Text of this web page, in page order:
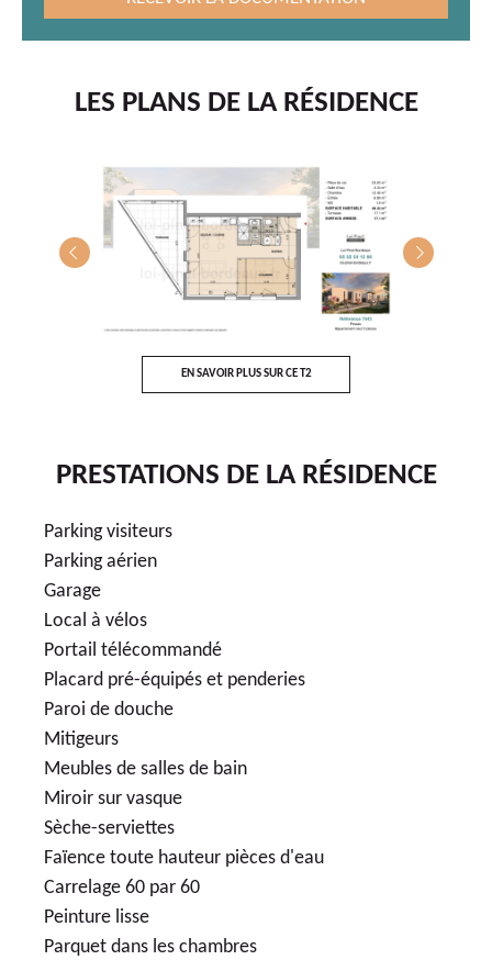
LES PLANS DE LA RÉSIDENCE
EN SAVOIR PLUS SUR CE T2
PRESTATIONS DE LA RÉSIDENCE
Parking visiteurs
Parking aérien
Garage
Local à vélos
Portail télécommandé
Placard pré-équipés et penderies
Paroi de douche
Mitigeurs
Meubles de salles de bain
Miroir sur vasque
Sèche-serviettes
Faïence toute hauteur pièces d'eau
Carrelage 60 par 60
Peinture lisse
Parquet dans les chambres